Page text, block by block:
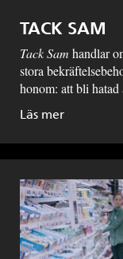
TACK SAM
Tack Sam handlar
stora
honom: att bli
Läs mer